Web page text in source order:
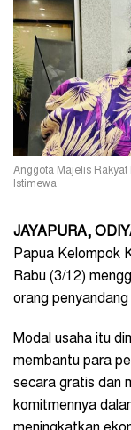
Anggota Majelis Rakyat
Istimewa
JAYAPURA,
Papua Kelompok
Rabu (3/12)
orang
Modal usaha itu
membantu para
secara gratis dan
komitmennya